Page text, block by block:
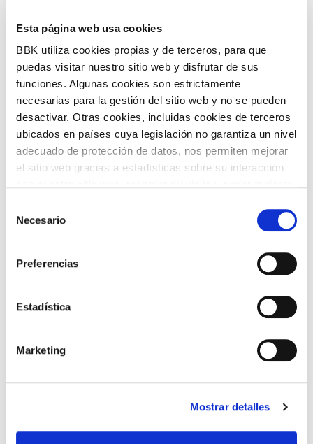
Esta página web usa cookies
BBK utiliza cookies propias y de terceros, para que
puedas visitar nuestro sitio web y disfrutar de sus
funciones. Algunas cookies son estrictamente
necesarias para la gestión del sitio web y no se pueden
desactivar. Otras cookies, incluidas cookies de terceros
ubicados en países cuya legislación no garantiza un nivel
adecuado de protección de datos, nos permiten mejorar
el sitio web gracias a estadísticas sobre su interacción
el uso que haga del sitio web con nuestros partners de
información que les haya proporcionado o que hayan
recopilado a partir del uso que haya hecho de sus
preferencias.
Necesario
Preferencias
Estadística
Marketing
Mostrar detalles
VOLVER
COMPARTIR EVENTO PASADO
FOTOGRAFÍA
FAMILIAS